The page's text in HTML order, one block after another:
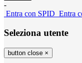
-
Entra con SPID Entra
Seleziona utente
button close ×